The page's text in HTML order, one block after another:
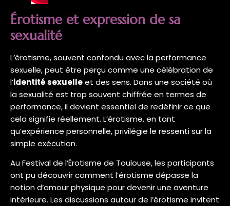
Érotisme et expression de sa
sexualité
L’érotisme, souvent confondu avec la performance
sexuelle, peut être perçu comme une célébration de
l’identité sexuelleet des sens. Dans une société où
la sexualité est trop souvent chiffrée en termes de
performance, il devient essentiel de redéfinir ce que
cela signifie réellement. L’érotisme, en tant
qu’expérience personnelle, privilégie le ressenti sur la
simple exécution.
Au Festival de l’Érotisme de Toulouse, les participants
ont pu découvrir comment l’érotisme dépasse la
notion d’amour physique pour devenir une aventure
intérieure. Les discussions autour de l’érotisme invitent